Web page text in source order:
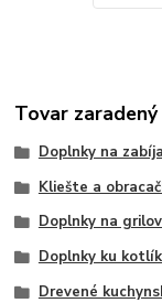
Tovar
Doplnky na
Kliešte a
Doplnky na
Doplnky ku
Drevené